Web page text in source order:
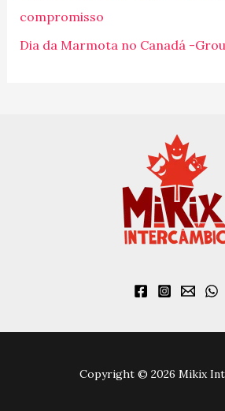
o
r
compromisso
Dia da Marmota no Canadá -
Copyright © 2026 Mikix